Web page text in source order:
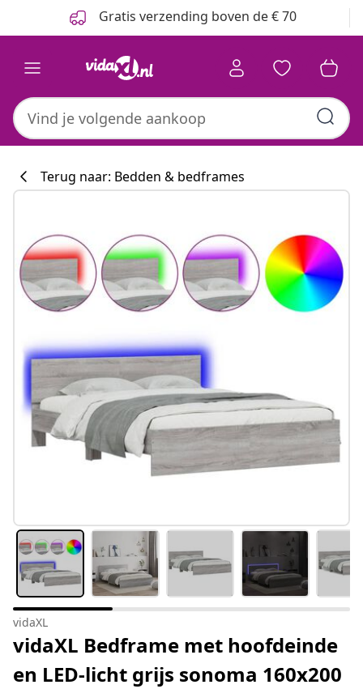
Gratis verzending boven de € 70
Terug naar: Bedden & bedframes
vidaXL
vidaXL Bedframe met hoofdeinde
en LED-licht grijs sonoma 160x200